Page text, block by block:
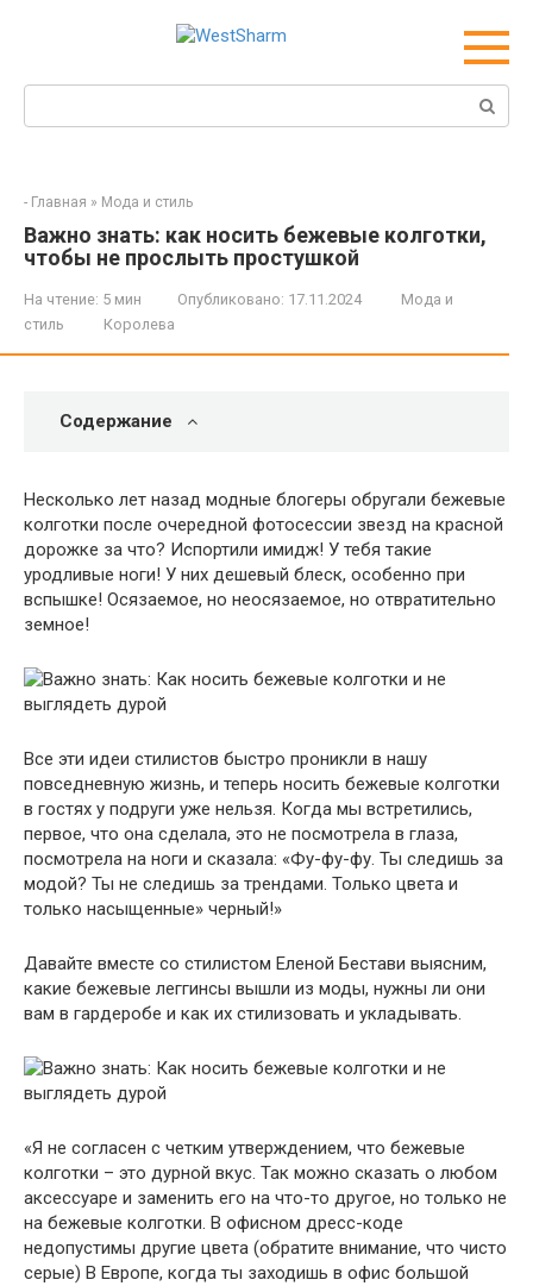
- Главная » Мода и стиль
Важно знать: как носить бежевые колготки,
чтобы не прослыть простушкой
На чтение: 5 мин Опубликовано: 17.11.2024
Мода и
стиль
Королева
Содержание
Несколько лет назад модные блогеры обругали бежевые
колготки после очередной фотосессии звезд на красной
дорожке за что? Испортили имидж! У тебя такие
уродливые ноги! У них дешевый блеск, особенно при
вспышке! Осязаемое, но неосязаемое, но отвратительно
земное!
Все эти идеи стилистов быстро проникли в нашу
повседневную жизнь, и теперь носить бежевые колготки
в гостях у подруги уже нельзя. Когда мы встретились,
первое, что она сделала, это не посмотрела в глаза,
посмотрела на ноги и сказала: «Фу-фу-фу. Ты следишь за
модой? Ты не следишь за трендами. Только цвета и
только насыщенные» черный!»
Давайте вместе со стилистом Еленой Бестави выясним,
какие бежевые леггинсы вышли из моды, нужны ли они
вам в гардеробе и как их стилизовать и укладывать.
«Я не согласен с четким утверждением, что бежевые
колготки – это дурной вкус. Так можно сказать о любом
аксессуаре и заменить его на что-то другое, но только не
на бежевые колготки. В офисном дресс-коде
недопустимы другие цвета (обратите внимание, что чисто
серые) В Европе, когда ты заходишь в офис большой